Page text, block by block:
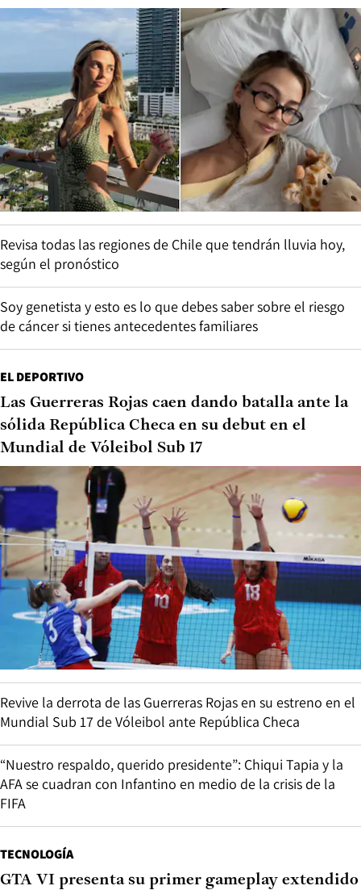
Revisa todas las regiones de Chile que tendrán lluvia hoy,
según el pronóstico
Soy genetista y esto es lo que debes saber sobre el riesgo
de cáncer si tienes antecedentes familiares
EL DEPORTIVO
Las Guerreras Rojas caen dando batalla ante la
sólida República Checa en su debut en el
Mundial de Vóleibol Sub 17
Revive la derrota de las Guerreras Rojas en su estreno en el
Mundial Sub 17 de Vóleibol ante República Checa
“Nuestro respaldo, querido presidente”: Chiqui Tapia y la
AFA se cuadran con Infantino en medio de la crisis de la
FIFA
TECNOLOGÍA
GTA VI presenta su primer gameplay extendido